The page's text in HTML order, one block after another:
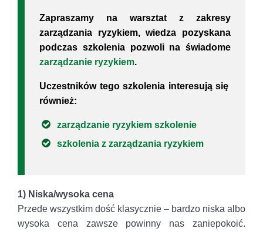
Zapraszamy na warsztat z zakresy
zarządzania ryzykiem, wiedza pozyskana
podczas szkolenia pozwoli na świadome
zarządzanie ryzykiem.
Uczestników tego szkolenia interesują się
również:
zarządzanie ryzykiem szkolenie
szkolenia z zarządzania ryzykiem
1) Niska/wysoka cena
Przede wszystkim dość klasycznie – bardzo niska albo
wysoka cena zawsze powinny nas zaniepokoić.